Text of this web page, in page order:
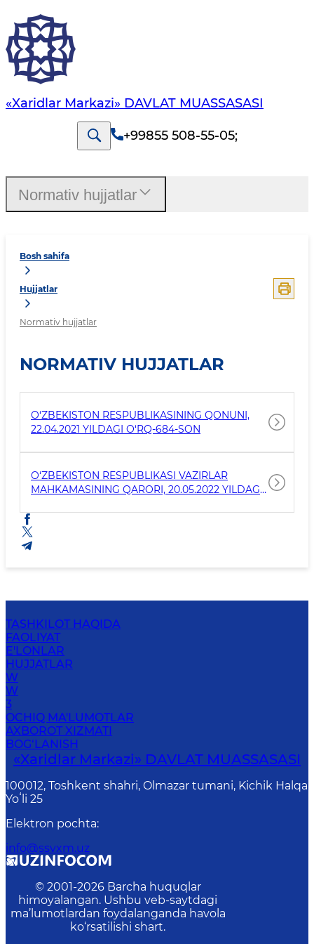
«Xaridlar Markazi» DAVLAT MUASSASASI
+99855 508-55-05;
Bosh sahifa
Hujjatlar
Normativ hujjatlar
NORMATIV HUJJATLAR
O‘ZBEKISTON RESPUBLIKASINING QONUNI,
22.04.2021 YILDAGI O‘RQ-684-SON
O‘ZBEKISTON RESPUBLIKASI VAZIRLAR
MAHKAMASINING QARORI, 20.05.2022 YILDAGI
Normativ hujjatlar
TASHKILOT HAQIDA
FAOLIYAT
E'LONLAR
HUJJATLAR
W
W
3
OCHIQ MA'LUMOTLAR
AXBOROT XIZMATI
BOG‘LANISH
«Xaridlar Markazi» DAVLAT MUASSASASI
100012, Toshkent shahri, Olmazar tumani, Kichik Halqa
Yoʻli 25
Elektron pochta:
info@ssvxm.uz
© 2001-2026 Barcha huquqlar
himoyalangan. Ushbu veb-saytdagi
ma’lumotlardan foydalanganda havola
ko‘rsatilishi shart.